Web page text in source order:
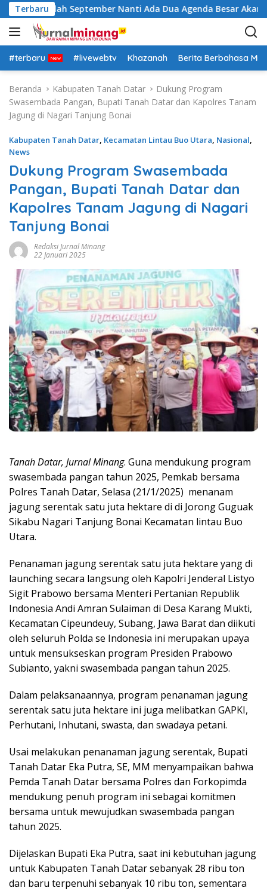
a
g
u
Terbaru
Insya Allah September Nanti Ada Dua Agenda Besar Akan
#terbaru #livewebtv Khazanah Berita Berbahasa
Beranda Kabupaten Tanah Datar
Dukung Program
Swasembada Pangan, Bupati Tanah Datar dan Kapolres Tanam
Jagung di Nagari Tanjung Bonai
Kabupaten Tanah Datar, Kecamatan Lintau Buo Utara, Nasional,
News
Dukung Program Swasembada
Pangan, Bupati Tanah Datar dan
Kapolres Tanam Jagung di Nagari
Tanjung Bonai
Redaksi Jurnal Minang
22 Januari 2025
Tanah Datar, Jurnal Minang. Guna mendukung program
swasembada pangan tahun 2025, Pemkab bersama
Polres Tanah Datar, Selasa (21/1/2025) menanam
jagung serentak satu juta hektare di di Jorong Guguak
Sikabu Nagari Tanjung Bonai Kecamatan lintau Buo
Utara.
Penanaman jagung serentak satu juta hektare yang di
launching secara langsung oleh Kapolri Jenderal Listyo
Sigit Prabowo bersama Menteri Pertanian Republik
Indonesia Andi Amran Sulaiman di Desa Karang Mukti,
Kecamatan Cipeundeuy, Subang, Jawa Barat dan diikuti
oleh seluruh Polda se Indonesia ini merupakan upaya
untuk mensukseskan program Presiden Prabowo
Subianto, yakni swasembada pangan tahun 2025.
Dalam pelaksanaannya, program penanaman jagung
serentak satu juta hektare ini juga melibatkan GAPKI,
Perhutani, Inhutani, swasta, dan swadaya petani.
Usai melakukan penanaman jagung serentak, Bupati
Tanah Datar Eka Putra, SE, MM menyampaikan bahwa
Pemda Tanah Datar bersama Polres dan Forkopimda
mendukung penuh program ini sebagai komitmen
bersama untuk mewujudkan swasembada pangan
tahun 2025.
Dijelaskan Bupati Eka Putra, saat ini kebutuhan jagung
untuk Kabupaten Tanah Datar sebanyak 28 ribu ton
dan baru terpenuhi sebanyak 10 ribu ton, sementara